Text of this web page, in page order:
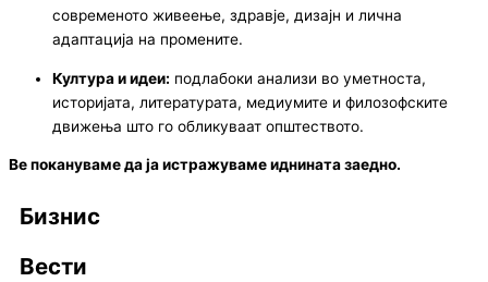
современото живеење, здравје, дизајн и лична
адаптација на промените.
Култура и идеи: подлабоки анализи во уметноста,
историјата, литературата, медиумите и филозофските
движења што го обликуваат општеството.
Ве покануваме да ја истражуваме иднината заедно.
Бизнис
Вести